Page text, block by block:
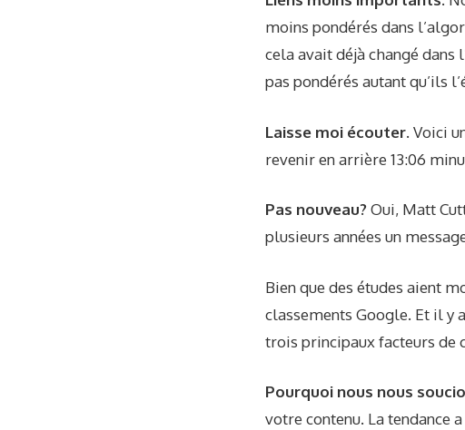
moins pondérés dans
cela avait déjà changé dans
pas pondérés autant qu’ils
Laisse moi écouter. Voici
revenir en arrière 13:06
Pas nouveau?Oui, Matt
plusieurs années un
Bien que des études aient
classements Google. Et il y
trois principaux facteurs de
Pourquoi nous nous
votre contenu. La tendance